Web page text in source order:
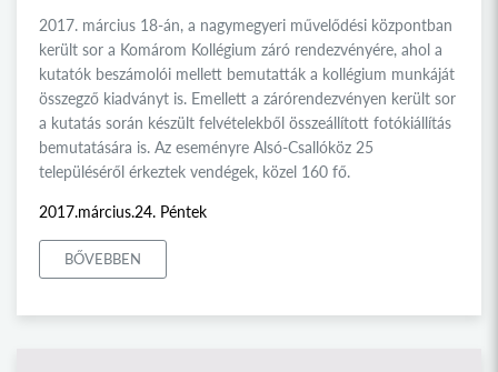
2017. március 18-án, a nagymegyeri művelődési központban
került sor a Komárom Kollégium záró rendezvényére, ahol a
kutatók beszámolói mellett bemutatták a kollégium munkáját
összegző kiadványt is. Emellett a zárórendezvényen került sor
a kutatás során készült felvételekből összeállított fotókiállítás
bemutatására is. Az eseményre Alsó-Csallóköz 25
településéről érkeztek vendégek, közel 160 fő.
2017.március.24. Péntek
BŐVEBBEN